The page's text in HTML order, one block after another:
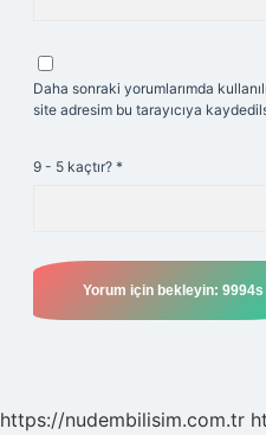
Daha sonraki yorumlarımda
site adresim bu tarayıcıya
9 - 5 kaçtır? *
https://nudembilisim.com.tr